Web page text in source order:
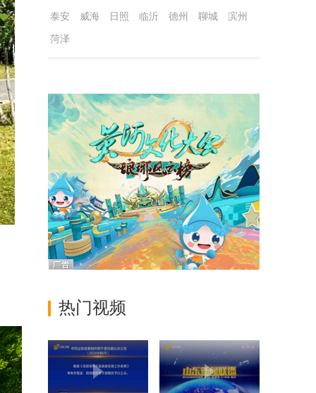
泰安
威海 日照 临沂 德州 聊城
滨州
菏泽
热门视频